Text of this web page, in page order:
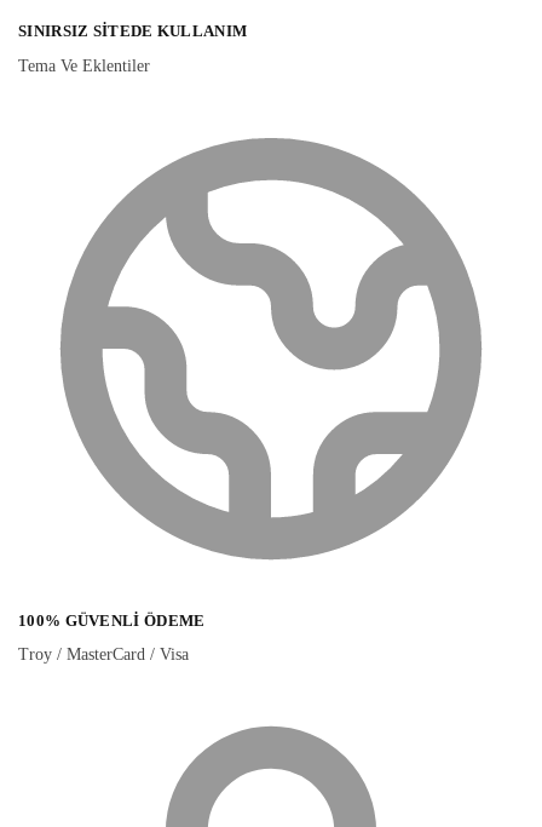
SINIRSIZ SITEDE KULLANIM
Tema Ve Eklentiler
100% GÜVENLI ÖDEME
Troy / MasterCard / Visa